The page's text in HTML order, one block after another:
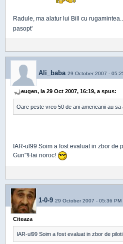
Radule, ma alatur lui Bill cu
pasopt'
Ali_baba 29 October 2007 -
eugen, la 29 Oct 2007, 16:19, a spus:
Oare peste vreo 50 de ani americanii au
IAR-ul99 Soim a fost evaluat in zbor de
Gun"!Hai noroc!
1-0-9 29 October 2007 - 05:36 PM
Citeaza
IAR-ul99 Soim a fost evaluat in zbor de